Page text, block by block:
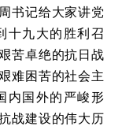
书记给大家讲党
十九大的胜利召
苦卓绝的抗日战
难困苦的社会主
内国外的严峻形
战建设的伟大历